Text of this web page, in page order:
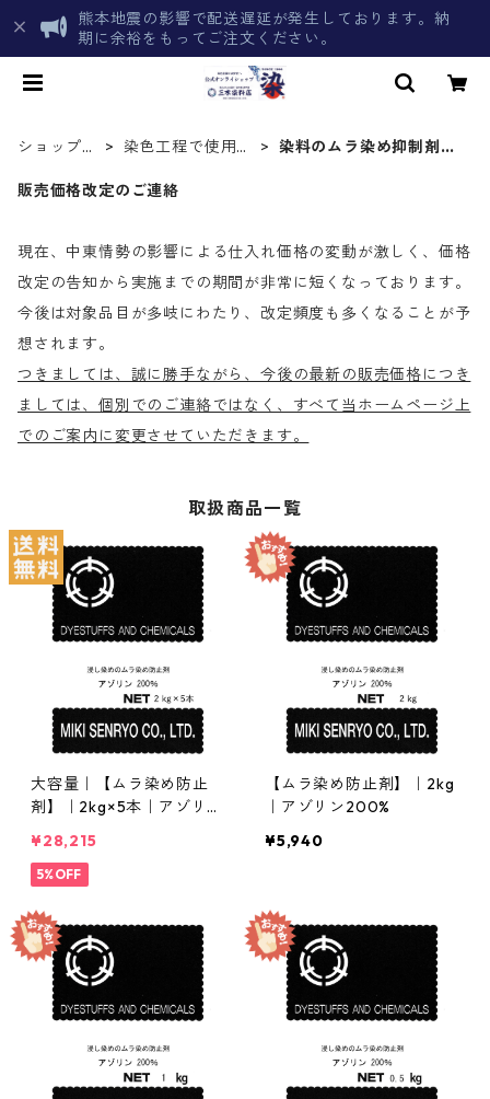
熊本地震の影響で配送遅延が発生しております。納
期に余裕をもってご注文ください。
ショップト
染色工程で使用す
染料のムラ染め抑制剤
販売価格改定のご連絡
現在、中東情勢の影響による仕入れ価格の変動が激しく、価格
改定の告知から実施までの期間が非常に短くなっております。
今後は対象品目が多岐にわたり、改定頻度も多くなることが予
想されます。
つきましては、誠に勝手ながら、今後の最新の販売価格につき
ましては、個別でのご連絡ではなく、すべて当ホームページ上
でのご案内に変更させていただきます。
取扱商品一覧
大容量｜【ムラ染め防止
剤】｜2kg×5本｜アゾリン
¥28,215
5%OFF
【ムラ染め防止剤】｜2kg
｜アゾリン200%
¥5,940